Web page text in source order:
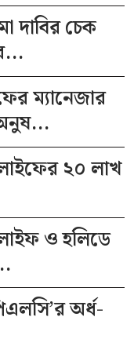
দাবির চেক
ম্যানেজার
২০ লাখ
ও হলিডে
অর্ধ-